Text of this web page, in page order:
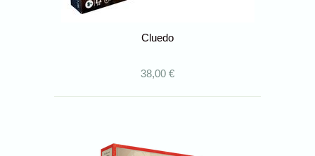
Cluedo
38,00 €